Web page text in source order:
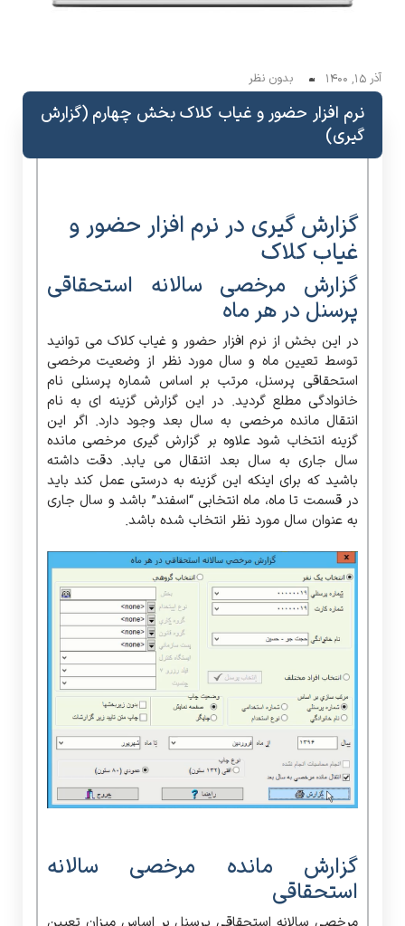
آذر 15, 1400 بدون نظر
نرم افزار حضور و غیاب کلاک بخش چهارم (گزارش
گیری)
گزارش گیری در نرم افزار حضور و
غیاب کلاک
گزارش مرخصی سالانه استحقاقی
پرسنل در هر ماه
در این بخش از نرم افزار حضور و غیاب کلاک می توانید
توسط تعیین ماه و سال مورد نظر از وضعیت مرخصی
استحقاقی پرسنل، مرتب بر اساس شماره پرسنلی نام
خانوادگی مطلع گردید. در این گزارش گزینه ای به نام
انتقال مانده مرخصی به سال بعد وجود دارد. اگر این
گزینه انتخاب شود علاوه بر گزارش گیری مرخصی مانده
سال جاری به سال بعد انتقال می یابد. دقت داشته
باشید که برای اینکه این گزینه به درستی عمل کند باید
در قسمت تا ماه، ماه انتخابی “اسفند” باشد و سال جاری
به عنوان سال مورد نظر انتخاب شده باشد.
گزارش مانده مرخصی سالانه
استحقاقی